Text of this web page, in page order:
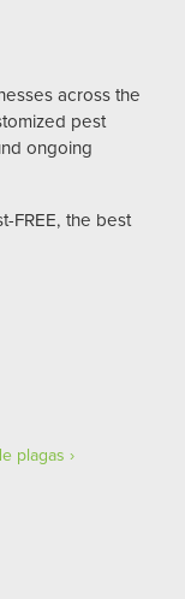
across the
pest
ongoing
FREE, the best
plagas